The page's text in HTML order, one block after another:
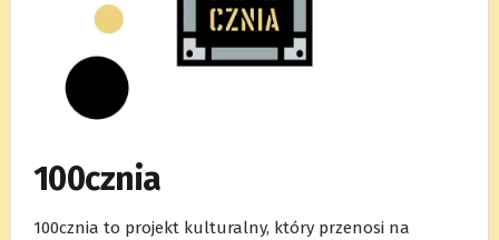
100cznia
100cznia to projekt kulturalny, który przenosi na